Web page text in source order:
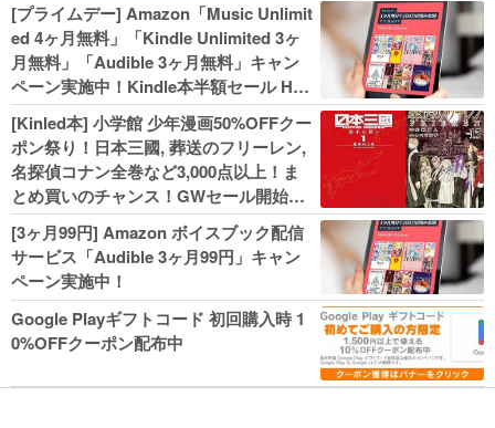
[プライムデー] Amazon「Music Unlimit
ed 4ヶ月無料」「Kindle Unlimited 3ヶ
月無料」「Audible 3ヶ月無料」キャン
ペーン実施中！Kindle本半額セール HU
NTER×HUNTERなど集英社、無職転生,
幼女戦記などKADOKAWA、キャプテン
翼100円セールも！
[Kinled本] 小学館 少年漫画50%OFFクー
ポン祭り！日本三國, 葬送のフリーレン,
名探偵コナン全巻など3,000点以上！ま
とめ買いのチャンス！GWセール開始！
人気コミック多数 カドカワ祭やIT関連本
がセールに！
[3ヶ月99円] Amazon ボイスブック配信
サービス「Audible 3ヶ月99円」キャン
ペーン実施中！
Google Playギフトコード 初回購入時 1
0%OFFクーポン配布中